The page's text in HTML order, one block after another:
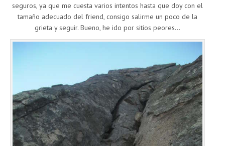
seguros, ya que me cuesta varios intentos hasta que doy con el
tamaño adecuado del friend, consigo salirme un poco de la
grieta y seguir. Bueno, he ido por sitios peores…